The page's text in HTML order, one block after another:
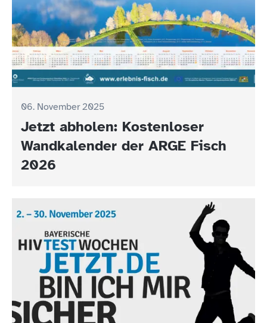
06. November 2025
Jetzt abholen: Kostenloser
Wandkalender der ARGE Fisch
2026